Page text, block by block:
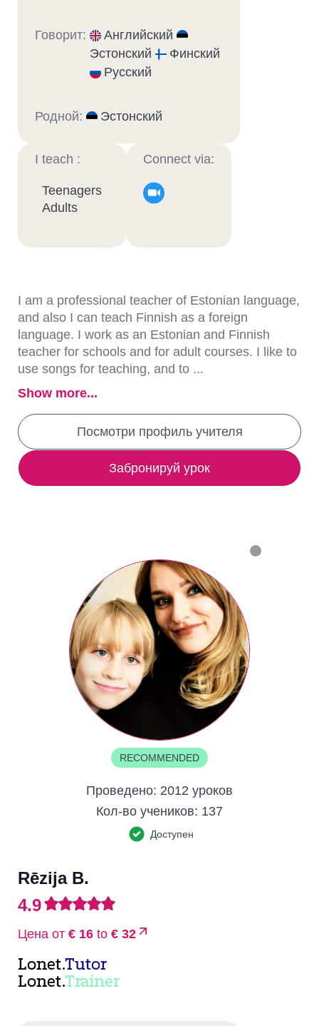
Говорит:
Английский
Эстонский
Финский
Русский
Родной: Эстонский
I teach :
Teenagers
Adults
Connect via:
I am a professional teacher of Estonian language,
and also I can teach Finnish as a foreign
language. I work as an Estonian and Finnish
teacher for schools and for adult courses. I like to
use songs for teaching, and to ...
Show more...
Посмотри профиль учителя
Забронируй урок
RECOMMENDED
Проведено: 2012 уроков
Кол-во учеников: 137
Доступен
Rēzija B.
4.9
Цена от € 16 to € 32
Lonet.Tutor
Lonet.Trainer